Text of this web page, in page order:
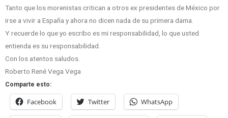
Tanto que los morenistas critican a otros ex presidentes de México por
irse a vivir a España y ahora no dicen nada de su primera dama.
Y recuerde lo que yo escribo es mi responsabilidad, lo que usted
entienda es su responsabilidad.
Con los atentos saludos.
Roberto René Vega Vega
Comparte esto:
Facebook Twitter WhatsApp